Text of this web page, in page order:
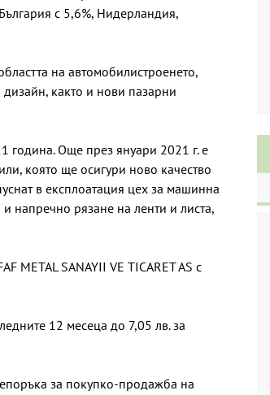
с 5,6%, Нидерландия,
на автомобилистроенето,
както и нови пазарни
година. Още през януари 2021 г. е
която ще осигури ново качество
в експлоатация цех за машинна
напречно рязане на ленти и листа,
METAL SANAYII VE TICARET AS с
12 месеца до 7,05 лв. за
за покупко-продажба на